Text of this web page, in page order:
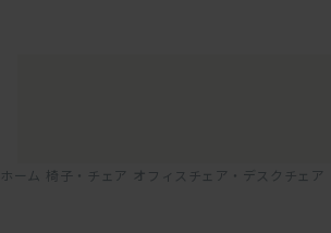
ホーム 椅子・チェア オフィスチェア・デスクチェア